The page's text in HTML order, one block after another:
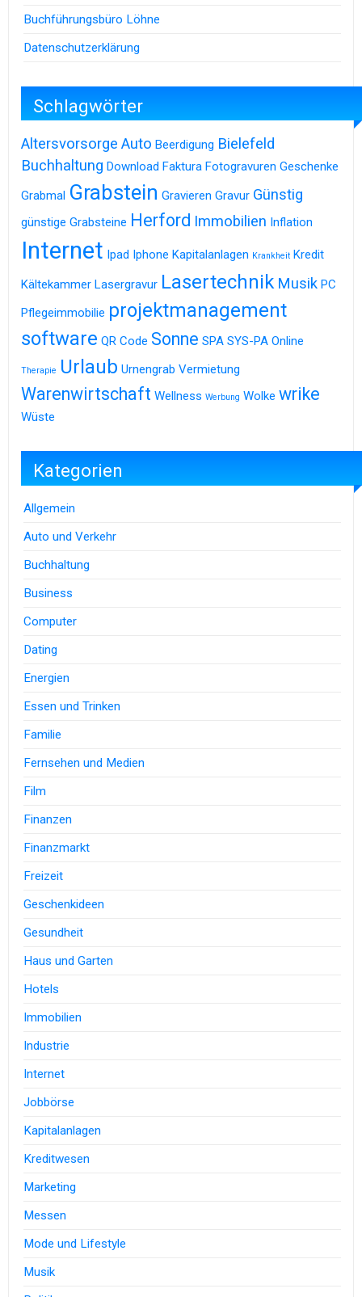
Buchführungsbüro Löhne
Datenschutzerklärung
Schlagwörter
Altersvorsorge Auto Beerdigung Bielefeld
Buchhaltung Download Faktura Fotogravuren Geschenke
Grabmal Grabstein Gravieren Gravur Günstig
günstige Grabsteine Herford Immobilien Inflation
Internet Ipad Iphone Kapitalanlagen Krankheit Kredit
Kältekammer Lasergravur Lasertechnik Musik PC
Pflegeimmobilie projektmanagement
software QR Code Sonne SPA SYS-PA Online
Therapie Urlaub Urnengrab Vermietung
Warenwirtschaft Wellness Werbung Wolke wrike
Wüste
Kategorien
Allgemein
Auto und Verkehr
Buchhaltung
Business
Computer
Dating
Energien
Essen und Trinken
Familie
Fernsehen und Medien
Film
Finanzen
Finanzmarkt
Freizeit
Geschenkideen
Gesundheit
Haus und Garten
Hotels
Immobilien
Industrie
Internet
Jobbörse
Kapitalanlagen
Kreditwesen
Marketing
Messen
Mode und Lifestyle
Musik